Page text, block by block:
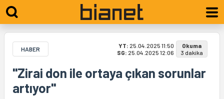
HABER YT: 25.04.2025 11:50
SG: 25.04.2025 12:06
Okuma
3 dakika
"Zirai don ile ortaya çıkan sorunlar
artıyor"